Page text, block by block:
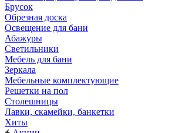
Брусок
Обрезная доска
Освещение для бани
Абажуры
Светильники
Мебель для бани
Зеркала
Мебельные комплектующие
Решетки на пол
Столешницы
Лавки, скамейки, банкетки
Хиты